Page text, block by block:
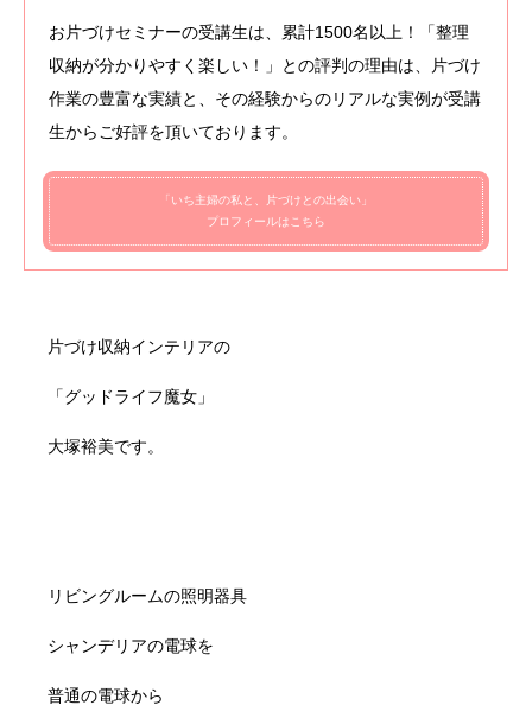
お片づけセミナーの受講生は、累計1500名以上！「整理
収納が分かりやすく楽しい！」との評判の理由は、片づけ
作業の豊富な実績と、その経験からのリアルな実例が受講
生からご好評を頂いております。
「いち主婦の私と、片づけとの出会い」
プロフィールはこちら
片づけ収納インテリアの
「グッドライフ魔女」
大塚裕美です。
リビングルームの照明器具
シャンデリアの電球を
普通の電球から